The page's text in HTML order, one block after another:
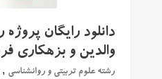
دانلود رایگان پروژه
والدین و بزهکاری
رشته علوم تربیتی و روانشناسی